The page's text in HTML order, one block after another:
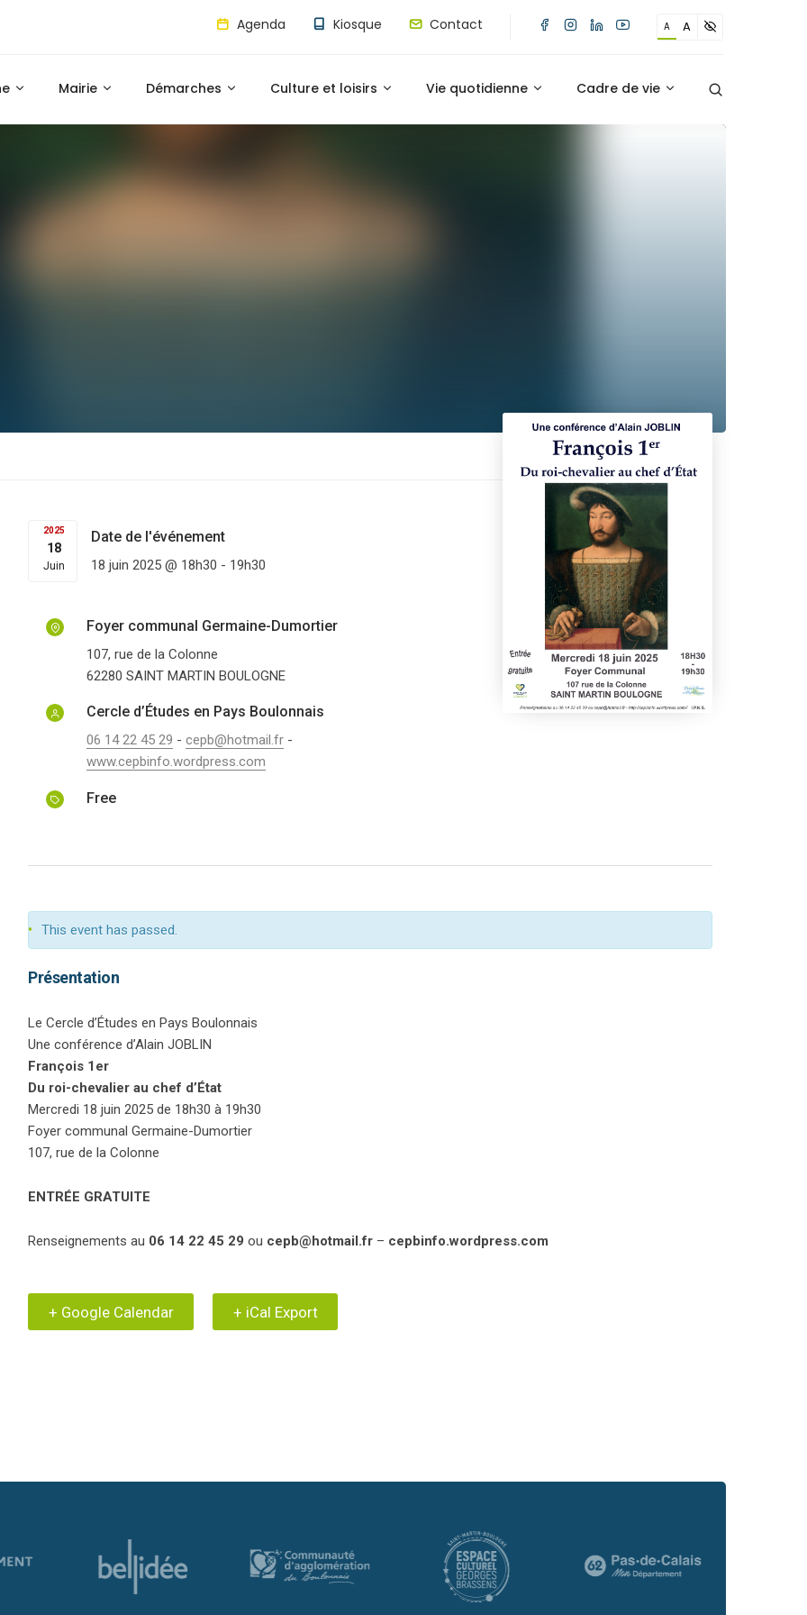
Agenda Kiosque Contact A A
Mairie Démarches Culture et loisirs Vie quotidienne Cadre de vie
2025
18
Juin
Date de l'événement
18 juin 2025 @ 18h30 - 19h30
Foyer communal Germaine-Dumortier
107, rue de la Colonne
62280 SAINT MARTIN BOULOGNE
Cercle d’Études en Pays Boulonnais
06 14 22 45 29 -cepb@hotmail.fr -
www.cepbinfo.wordpress.com
Free
This event has passed.
Présentation
Le Cercle d’Études en Pays Boulonnais
Une conférence d’Alain JOBLIN
François 1er
Du roi-chevalier au chef d’État
Mercredi 18 juin 2025 de 18h30 à 19h30
Foyer communal Germaine-Dumortier
107, rue de la Colonne
ENTRÉE GRATUITE
Renseignements au 06 14 22 45 29 ou cepb@hotmail.fr – cepbinfo.wordpress.com
+ Google Calendar + iCal Export